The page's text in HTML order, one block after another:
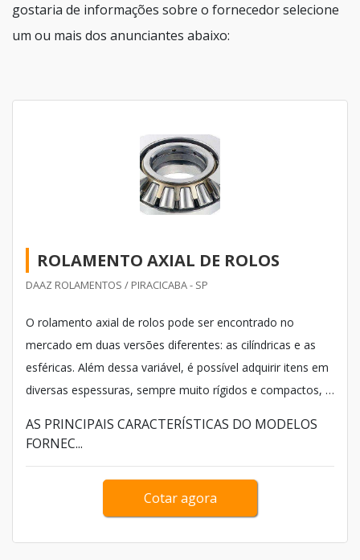
gostaria de informações sobre o fornecedor selecione
um ou mais dos anunciantes abaixo:
ROLAMENTO AXIAL DE ROLOS
DAAZ ROLAMENTOS / PIRACICABA - SP
O rolamento axial de rolos pode ser encontrado no
mercado em duas versões diferentes: as cilíndricas e as
esféricas. Além dessa variável, é possível adquirir itens em
diversas espessuras, sempre muito rígidos e compactos, a
fim de atender uma maior quantidade de aplicações sem a
necessidade de trocas constantes.
AS PRINCIPAIS CARACTERÍSTICAS DO MODELOS
FORNEC...
Cotar agora